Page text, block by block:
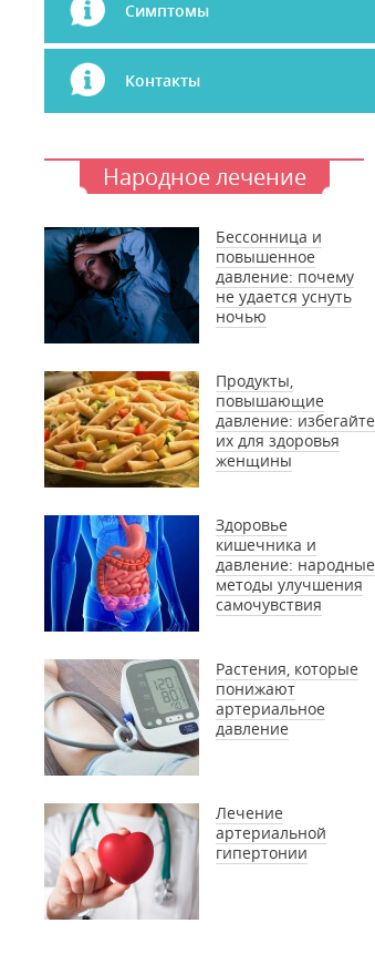
Симптомы
Контакты
Народное лечение
Бессонница и
повышенное
давление: почему
не удается уснуть
ночью
Продукты,
повышающие
давление: избегайте
их для здоровья
женщины
Здоровье
кишечника и
давление: народные
методы улучшения
самочувствия
Растения, которые
понижают
артериальное
давление
Лечение
артериальной
гипертонии